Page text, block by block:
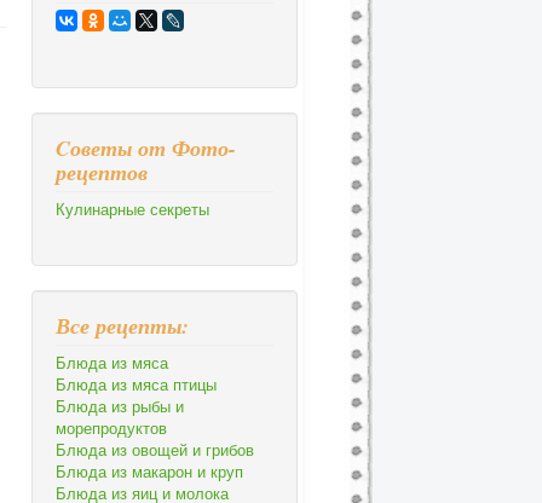
Cоветы от Фото-
рецептов
Кулинарные секреты
Все рецепты:
Блюда из мяса
Блюда из мяса птицы
Блюда из рыбы и
морепродуктов
Блюда из овощей и грибов
Блюда из макарон и круп
Блюда из яиц и молока